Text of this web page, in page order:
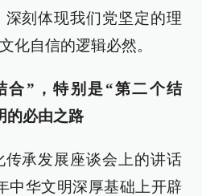
刻体现我们党坚定的理
化自信的逻辑必然。
合”，特别是“第二个结
的必由之路
承发展座谈会上的讲话
中华文明深厚基础上开辟